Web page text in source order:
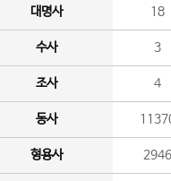
대명사 18
수사 3
조사 4
동사
형용사 2946